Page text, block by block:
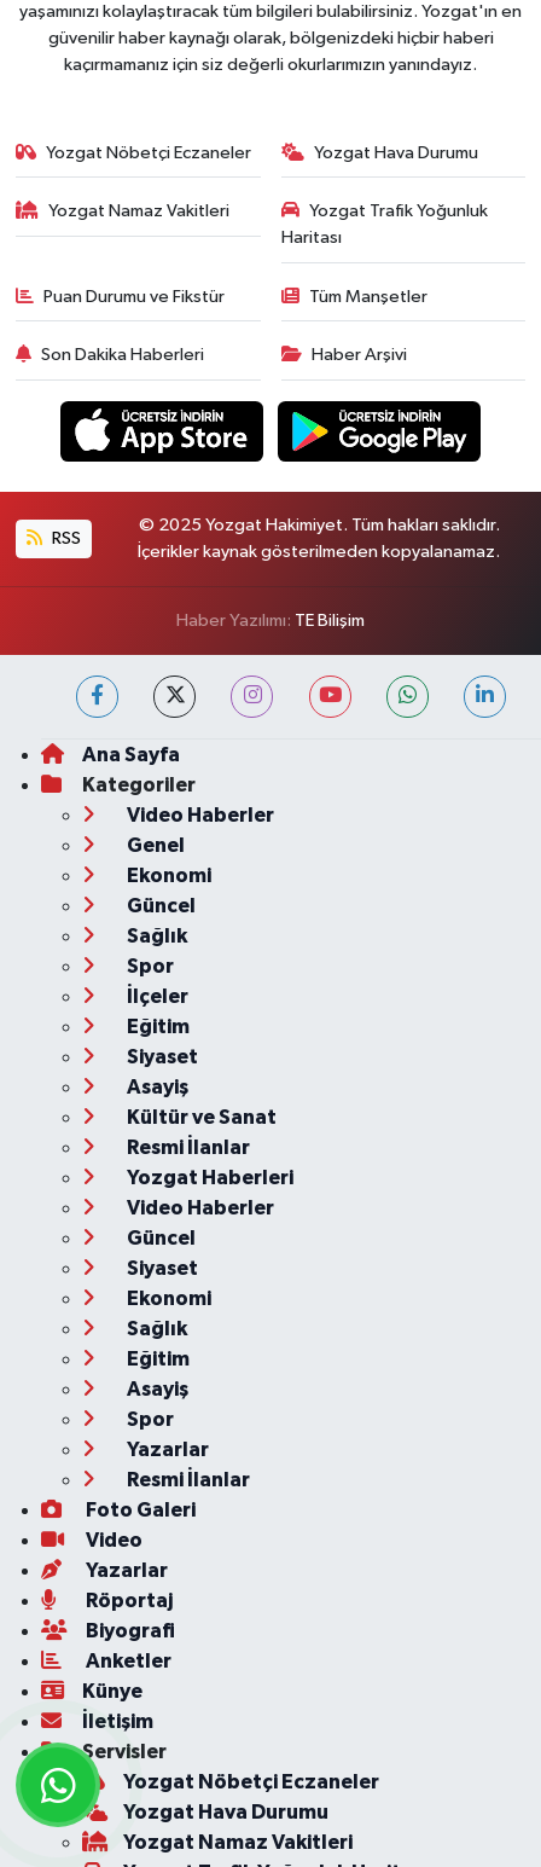
yaşamınızı kolaylaştıracak tüm bilgileri bulabilirsiniz. Yozgat'ın en
güvenilir haber kaynağı olarak, bölgenizdeki hiçbir haberi
kaçırmamanız için siz değerli okurlarımızın yanındayız.
Yozgat Nöbetçi Eczaneler Yozgat Hava Durumu
Yozgat Namaz Vakitleri
Yozgat Trafik Yoğunluk
Haritası
Puan Durumu ve Fikstür Tüm Manşetler
Son Dakika Haberleri Haber Arşivi
RSS
© 2025 Yozgat Hakimiyet. Tüm hakları saklıdır.
İçerikler kaynak gösterilmeden kopyalanamaz.
Haber Yazılımı: TE Bilişim
Ana Sayfa
Kategoriler
Video Haberler
Genel
Ekonomi
Güncel
Sağlık
Spor
İlçeler
Eğitim
Siyaset
Asayiş
Kültür ve Sanat
Resmi İlanlar
Yozgat Haberleri
Video Haberler
Güncel
Siyaset
Ekonomi
Sağlık
Eğitim
Asayiş
Spor
Yazarlar
Resmi İlanlar
Foto Galeri
Video
Yazarlar
Röportaj
Biyografi
Anketler
Künye
İletişim
Servisler
Yozgat Nöbetçi Eczaneler
Yozgat Hava Durumu
Yozgat Namaz Vakitleri